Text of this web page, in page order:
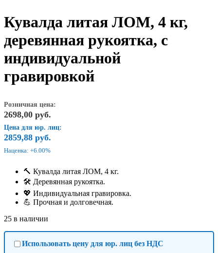
Кувалда литая ЛОМ, 4 кг,
деревянная рукоятка, с
индивидуальной
гравировкой
Розничная цена:
2698,00 руб.
Цена для юр. лиц:
2859,88 руб.
Наценка: +6.00%
🔨 Кувалда литая ЛОМ, 4 кг.
🛠 Деревянная рукоятка.
💖 Индивидуальная гравировка.
💪 Прочная и долговечная.
25 в наличии
Использовать цену для юр. лиц без НДС